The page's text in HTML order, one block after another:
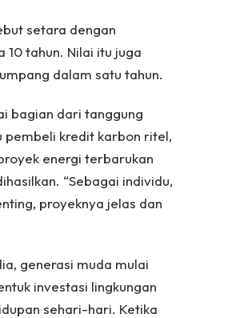
setara dengan
tahun. Nilai itu juga
dalam satu tahun.
bagian dari tanggung
pembeli kredit karbon ritel,
energi terbarukan
“Sebagai individu,
proyeknya jelas dan
generasi muda mulai
investasi lingkungan
sehari-hari. Ketika